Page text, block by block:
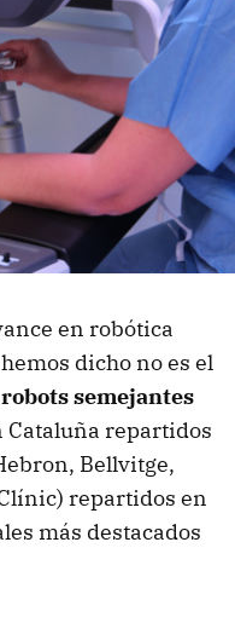
en robótica
dicho no es el
semejantes
Cataluña repartidos
Bellvitge,
repartidos en
más destacados